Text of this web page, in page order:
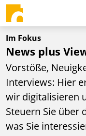
Im Fokus
News plus
Vorstöße,
Interviews: Hier
wir digitalisieren
Steuern Sie über
was Sie